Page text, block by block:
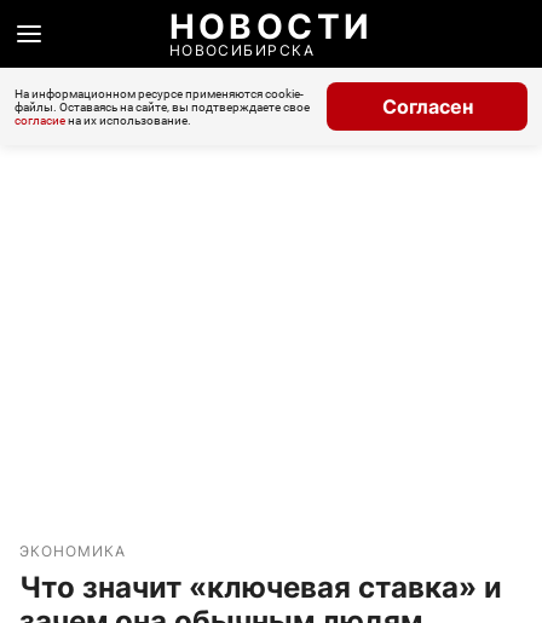
НОВОСТИ
НОВОСИБИРСКА
На информационном ресурсе применяются cookie-
файлы. Оставаясь на сайте, вы подтверждаете свое
согласиена их использование.
Согласен
ЭКОНОМИКА
Что значит «ключевая ставка» и